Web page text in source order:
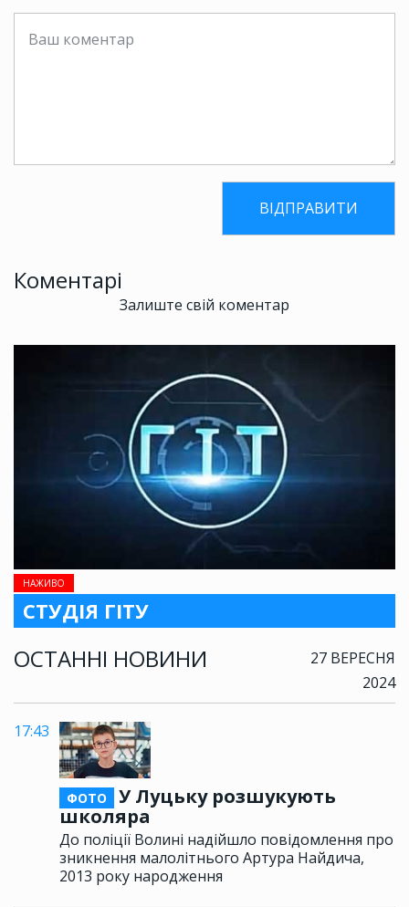
НАЖИВО
СТУДІЯ ГІТУ
ОСТАННІ НОВИНИ
27 ВЕРЕСНЯ
2024
17:43
ФОТО
У Луцьку розшукують
школяра
До поліції Волині надійшло повідомлення про
зникнення малолітнього Артура Найдича,
2013 року народження
Коментарі
Залиште свій коментар